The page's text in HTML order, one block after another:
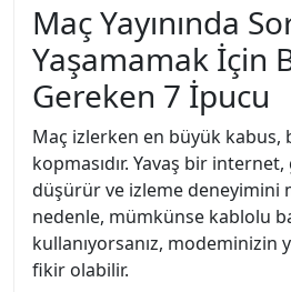
Maç Yayınında
Yaşamamak İçin
Gereken 7 İpucu
Maç izlerken en büyük kabus,
kopmasıdır. Yavaş bir
düşürür ve izleme deneyimini
nedenle, mümkünse kablolu
kullanıyorsanız, modeminizin
fikir olabilir.